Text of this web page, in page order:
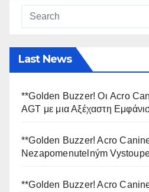
Last News
**Golden Buzzer! Οι Acro
AGT με μια Αξέχαστη
**Golden Buzzer! Acro
Nezapomenutelným
**Golden Buzzer! Acro